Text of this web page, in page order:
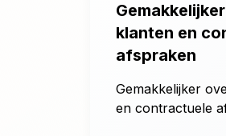
klanten en
afspraken
Gemakkelijker
en contractuele